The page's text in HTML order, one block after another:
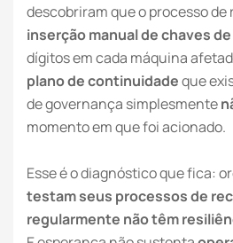
descobriram que o processo
inserção manual de chaves
dígitos em cada máquina
plano de continuidadeque
de governança simplesmente
momento em que foi acionado.
Esse é o diagnóstico que fica:
testam seus processos de
regularmente não têm